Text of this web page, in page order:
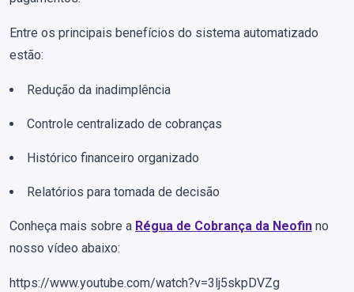
Entre os principais benefícios do sistema automatizado
estão:
Redução da inadimplência
Controle centralizado de cobranças
Histórico financeiro organizado
Relatórios para tomada de decisão
Conheça mais sobre a Régua de Cobrança da Neofin no
nosso vídeo abaixo:
https://www.youtube.com/watch?v=3lj5skpDVZg